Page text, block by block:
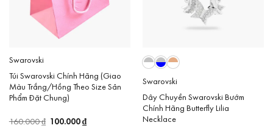
Swarovski
Túi Swarovski Chính Hãng (Giao
Màu Trắng/Hồng Theo Size Sản
Phẩm Đặt Chung)
160.000₫ Giá
100.000₫
Swarovski
Dây Chuyền Swarovski Bướm
Chính Hãng Butterfly Lilia
Necklace